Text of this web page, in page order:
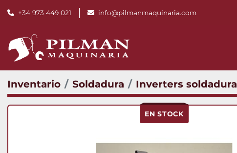
+34 973 449 021 info@pilmanmaquinaria.com
Inventario Soldadura Inverters soldadura
EN STOCK